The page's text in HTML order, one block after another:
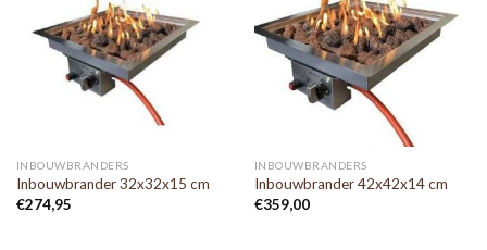
INBOUWBRANDERS
Inbouwbrander 32x32x15 cm
€274,95
INBOUWBRANDERS
Inbouwbrander 42x42x14 cm
€359,00